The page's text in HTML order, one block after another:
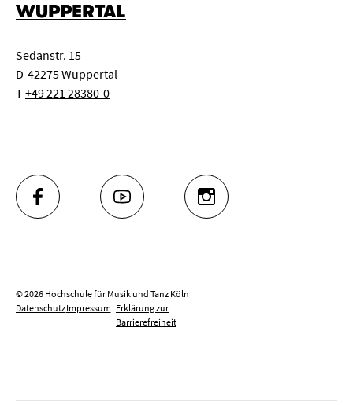
WUPPERTAL
Sedanstr. 15
D-42275 Wuppertal
T+49 221 28380-0
FACEBOOK YOUTUBE INSTAGRAM
© 2026 Hochschule für Musik und Tanz Köln
DatenschutzImpressum Erklärung zur
Barrierefreiheit